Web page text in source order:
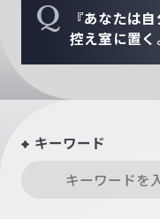
Q
『あなたは
控え室に置く
キーワード